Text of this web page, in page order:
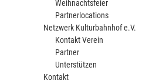
Weihnachtsfeier
Partnerlocations
Netzwerk Kulturbahnhof e.V.
Kontakt Verein
Partner
Unterstützen
Kontakt